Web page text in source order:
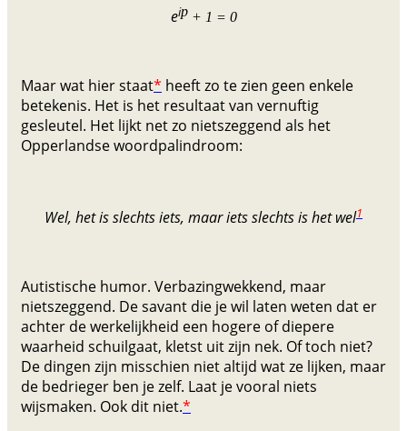
eip + 1 = 0
Maar wat hier staat* heeft zo te zien geen enkele
betekenis. Het is het resultaat van vernuftig
gesleutel. Het lijkt net zo nietszeggend als het
Opperlandse woordpalindroom:
Wel, het is slechts iets, maar iets slechts is het wel1
Autistische humor. Verbazingwekkend, maar
nietszeggend. De savant die je wil laten weten dat er
achter de werkelijkheid een hogere of diepere
waarheid schuilgaat, kletst uit zijn nek. Of toch niet?
De dingen zijn misschien niet altijd wat ze lijken, maar
de bedrieger ben je zelf. Laat je vooral niets
wijsmaken. Ook dit niet.*